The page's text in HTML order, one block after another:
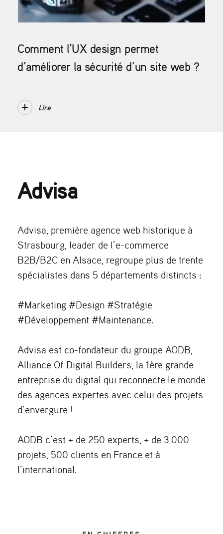
Comment l’UX design permet
d’améliorer la sécurité d’un site web ?
Lire
Advisa
Advisa, première agence web historique à
Strasbourg, leader de l’e-commerce
B2B/B2C en Alsace, regroupe plus de trente
spécialistes dans 5 départements distincts :
#Marketing #Design #Stratégie
#Développement #Maintenance.
Advisa est co-fondateur du groupe AODB,
Alliance Of Digital Builders, la 1ère grande
entreprise du digital qui reconnecte le monde
des agences expertes avec celui des projets
d’envergure !
AODB c’est + de 250 experts, + de 3 000
projets, 500 clients en France et à
l’international.